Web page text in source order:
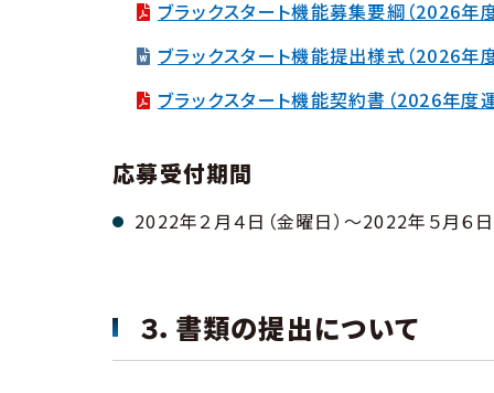
ブラックスタート機能募集要綱（2026年
ブラックスタート機能提出様式（2026年
ブラックスタート機能契約書（2026年度
応募受付期間
2022年２月４日（金曜日）～2022年５月６日
３．書類の提出について